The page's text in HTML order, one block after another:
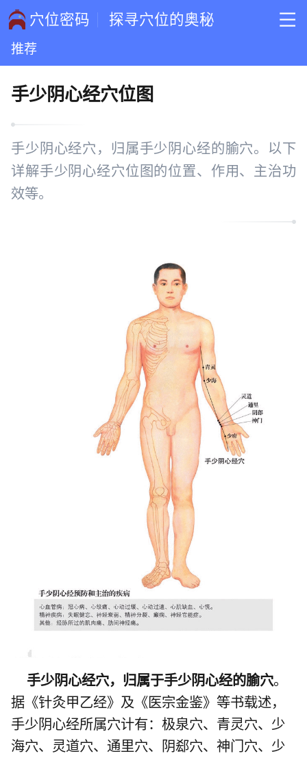
穴位密码 探寻穴位的奥秘
推荐
手少阴心经穴位图
手少阴心经穴，归属手少阴心经的腧穴。以下
详解手少阴心经穴位图的位置、作用、主治功
效等。
手少阴心经穴，归属于手少阴心经的腧穴。
据《针灸甲乙经》及《医宗金鉴》等书载述，
手少阴心经所属穴计有： 极泉穴、 青灵穴、 少
海穴、 灵道穴、 通里穴、 阴郄穴、 神门穴、 少